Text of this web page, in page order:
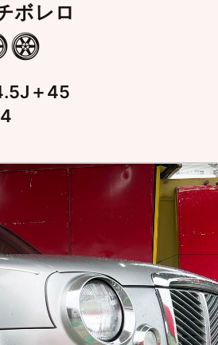
ボレロ
＋45